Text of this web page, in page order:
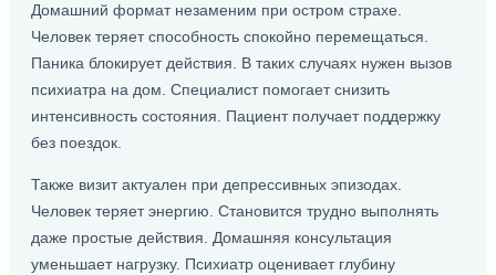
Домашний формат незаменим при остром страхе.
Человек теряет способность спокойно перемещаться.
Паника блокирует действия. В таких случаях нужен вызов
психиатра на дом. Специалист помогает снизить
интенсивность состояния. Пациент получает поддержку
без поездок.
Также визит актуален при депрессивных эпизодах.
Человек теряет энергию. Становится трудно выполнять
даже простые действия. Домашняя консультация
уменьшает нагрузку. Психиатр оценивает глубину